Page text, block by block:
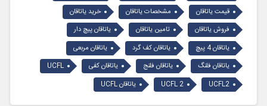
قیمت یاتاقان
مشخصات یاتاقان
خرید یاتاقان
فروش یاتاقان
تامین یاتاقان
یاتاقان پیچ دار
یاتاقان 4 پیچ
یاتاقان کف گرد
یاتاقان مربعی
یاتاقان فلنگ
یاتاقان فلنج یاتاقان کفی
UCFL
UCFL2
UCFL 2 یاتاقان UCFL